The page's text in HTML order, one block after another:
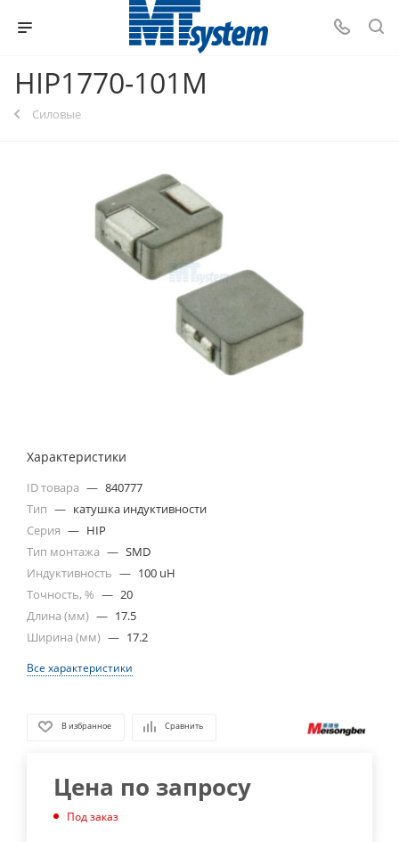
HIP1770-101M
Силовые
Характеристики
ID товара — 840777
Тип — катушка индуктивности
Серия — HIP
Тип монтажа — SMD
Индуктивность — 100 uH
Точность, % — 20
Длина (мм) — 17.5
Ширина (мм) — 17.2
Все характеристики
В избранное Сравнить
Цена по запросу
Под заказ